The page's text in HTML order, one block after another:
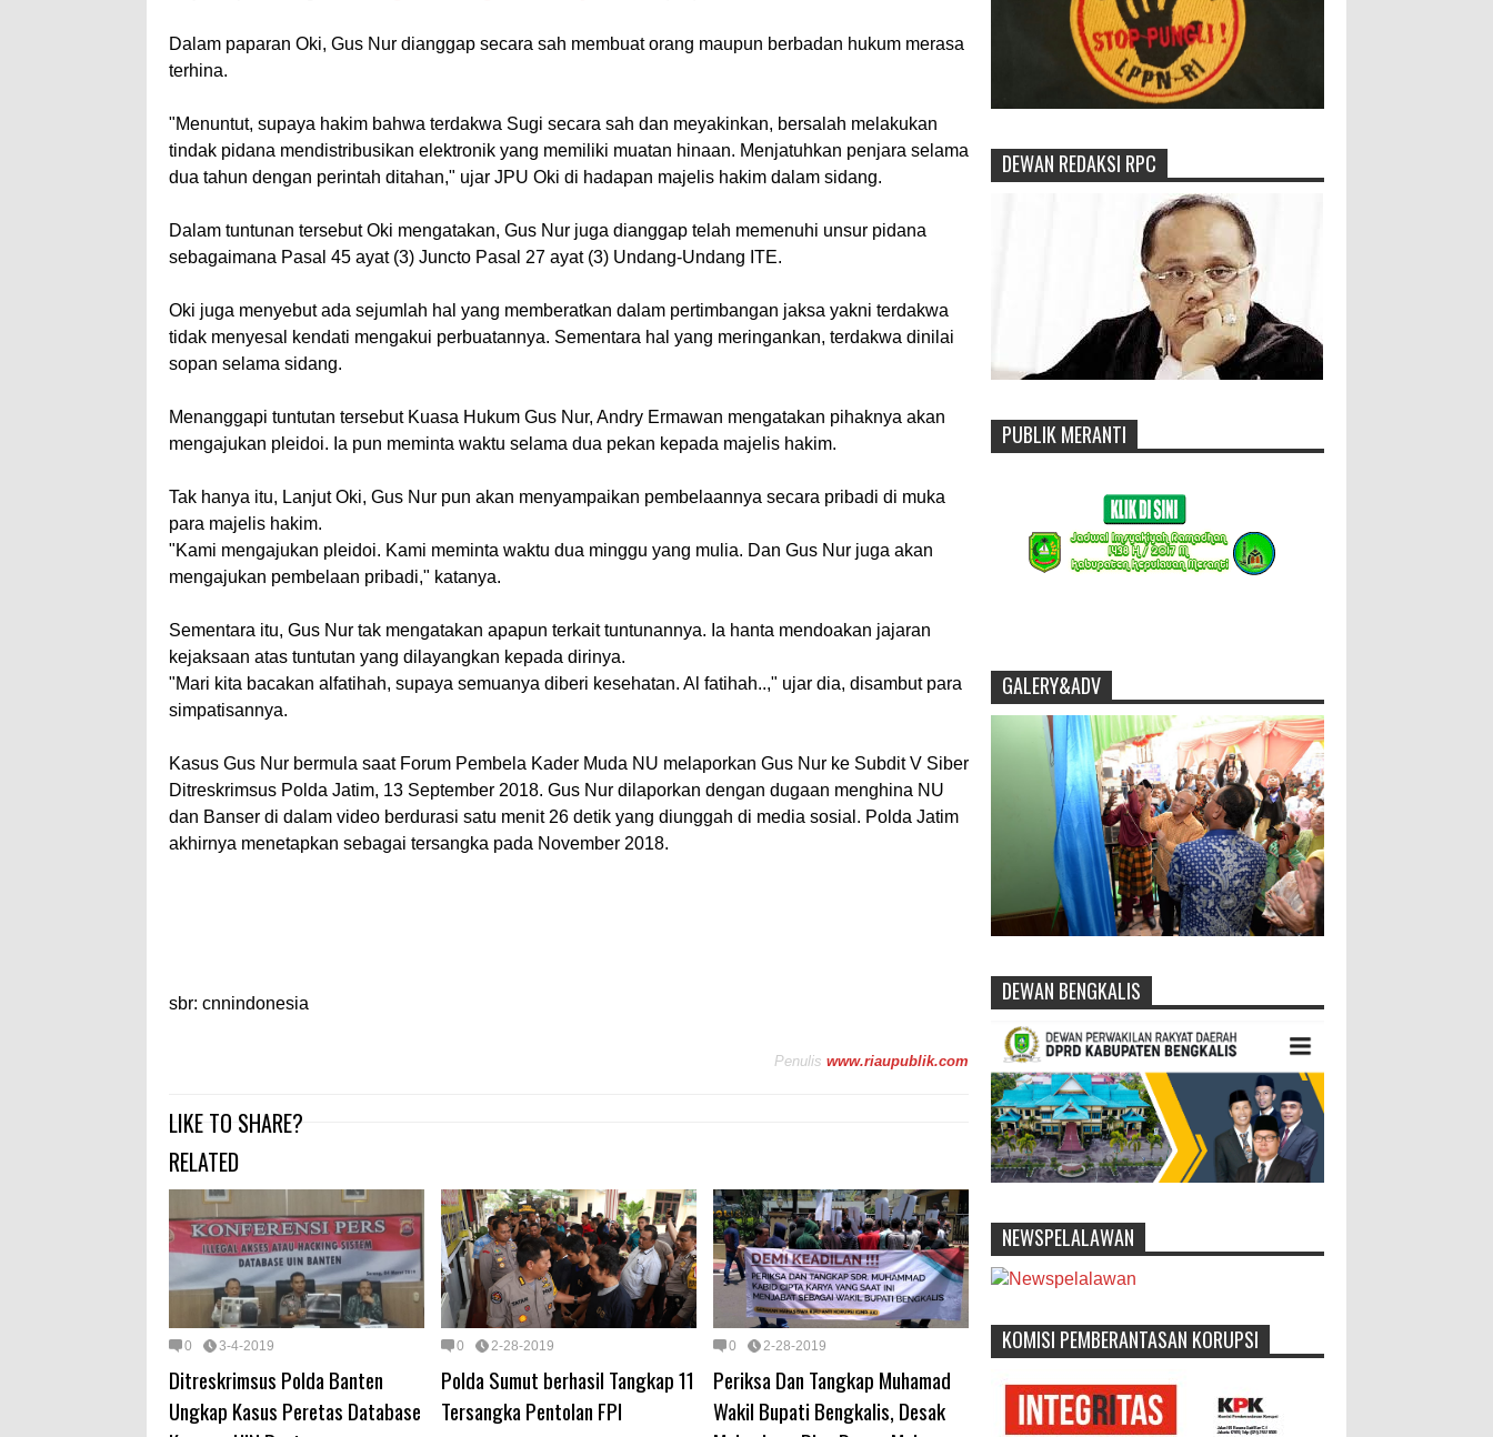
Dalam paparan Oki, Gus Nur dianggap secara sah membuat orang maupun berbadan hukum merasa
terhina.
"Menuntut, supaya hakim bahwa terdakwa Sugi secara sah dan meyakinkan, bersalah melakukan
tindak pidana mendistribusikan elektronik yang memiliki muatan hinaan. Menjatuhkan penjara selama
dua tahun dengan perintah ditahan," ujar JPU Oki di hadapan majelis hakim dalam sidang.
Dalam tuntunan tersebut Oki mengatakan, Gus Nur juga dianggap telah memenuhi unsur pidana
sebagaimana Pasal 45 ayat (3) Juncto Pasal 27 ayat (3) Undang-Undang ITE.
Oki juga menyebut ada sejumlah hal yang memberatkan dalam pertimbangan jaksa yakni terdakwa
tidak menyesal kendati mengakui perbuatannya. Sementara hal yang meringankan, terdakwa dinilai
sopan selama sidang.
Menanggapi tuntutan tersebut Kuasa Hukum Gus Nur, Andry Ermawan mengatakan pihaknya akan
mengajukan pleidoi. Ia pun meminta waktu selama dua pekan kepada majelis hakim.
Tak hanya itu, Lanjut Oki, Gus Nur pun akan menyampaikan pembelaannya secara pribadi di muka
para majelis hakim.
"Kami mengajukan pleidoi. Kami meminta waktu dua minggu yang mulia. Dan Gus Nur juga akan
mengajukan pembelaan pribadi," katanya.
Sementara itu, Gus Nur tak mengatakan apapun terkait tuntunannya. Ia hanta mendoakan jajaran
kejaksaan atas tuntutan yang dilayangkan kepada dirinya.
"Mari kita bacakan alfatihah, supaya semuanya diberi kesehatan. Al fatihah..," ujar dia, disambut para
simpatisannya.
Kasus Gus Nur bermula saat Forum Pembela Kader Muda NU melaporkan Gus Nur ke Subdit V Siber
Ditreskrimsus Polda Jatim, 13 September 2018. Gus Nur dilaporkan dengan dugaan menghina NU
dan Banser di dalam video berdurasi satu menit 26 detik yang diunggah di media sosial. Polda Jatim
akhirnya menetapkan sebagai tersangka pada November 2018.
sbr: cnnindonesia
Penulis www.riaupublik.com
LIKE TO SHARE?
RELATED
0 3-4-2019
Ditreskrimsus Polda Banten
Ungkap Kasus Peretas Database
0 2-28-2019
Polda Sumut berhasil Tangkap 11
Tersangka Pentolan FPI
0 2-28-2019
Periksa Dan Tangkap Muhamad
Wakil Bupati Bengkalis, Desak
DEWAN REDAKSI RPC
PUBLIK MERANTI
GALERY&ADV
DEWAN BENGKALIS
NEWSPELALAWAN
KOMISI PEMBERANTASAN KORUPSI